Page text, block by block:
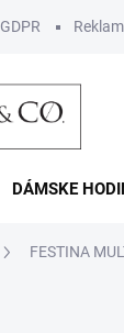
GDPR
DÁMSKE
FESTINA